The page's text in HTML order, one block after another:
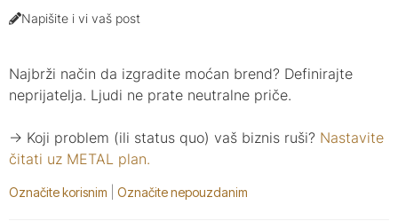
Napišite i vi vaš post
Najbrži način da izgradite moćan brend? Definirajte
neprijatelja. Ljudi ne prate neutralne priče.
→ Koji problem (ili status quo) vaš biznis ruši? Nastavite
čitati uz METAL plan.
Označite korisnim Označite nepouzdanim